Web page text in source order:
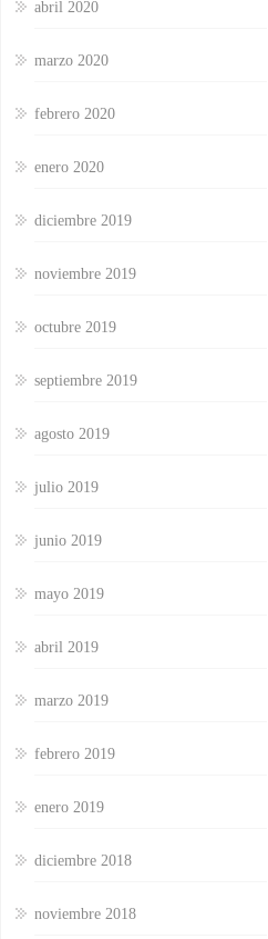
abril 2020
marzo 2020
febrero 2020
enero 2020
diciembre 2019
noviembre 2019
octubre 2019
septiembre 2019
agosto 2019
julio 2019
junio 2019
mayo 2019
abril 2019
marzo 2019
febrero 2019
enero 2019
diciembre 2018
noviembre 2018